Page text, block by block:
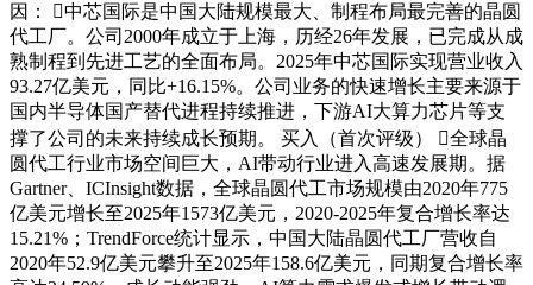
因： 中芯国际是中国大陆规模最大、制程布局最完善的晶圆
代工厂。公司2000年成立于上海，历经26年发展，已完成从成
熟制程到先进工艺的全面布局。2025年中芯国际实现营业收入
93.27亿美元，同比+16.15%。公司业务的快速增长主要来源于
国内半导体国产替代进程持续推进，下游AI大算力芯片等支
撑了公司的未来持续成长预期。 买入（首次评级） 全球晶
圆代工行业市场空间巨大，AI带动行业进入高速发展期。据
Gartner、ICInsight数据，全球晶圆代工市场规模由2020年775
亿美元增长至2025年1573亿美元，2020-2025年复合增长率达
15.21%；TrendForce统计显示，中国大陆晶圆代工厂营收自
2020年52.9亿美元攀升至2025年158.6亿美元，同期复合增长率